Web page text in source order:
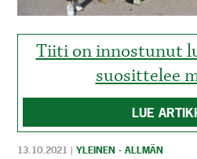
Tiiti on innostunut
suosittelee
LUE
13.10.2021 |YLEINEN - ALLMÄN